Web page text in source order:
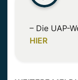
– Die UAP-
HIER